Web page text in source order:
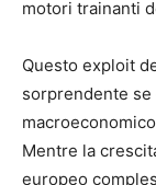
motori trainanti
Questo exploit
sorprendente
Mentre la
europeo